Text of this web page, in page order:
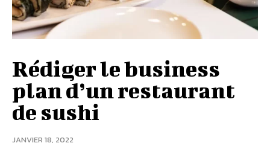
Rédiger le business
plan d’un restaurant
de sushi
JANVIER 18, 2022